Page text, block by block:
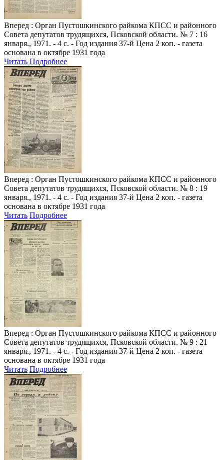
Вперед : Орган Пустошкинского райкома КПСС и районного
Совета депутатов трудящихся, Псковской области. № 7 : 16
января., 1971. - 4 с. - Год издания 37-й Цена 2 коп. - газета
основана в октябре 1931 года
Читать Подробнее
Вперед : Орган Пустошкинского райкома КПСС и районного
Совета депутатов трудящихся, Псковской области. № 8 : 19
января., 1971. - 4 с. - Год издания 37-й Цена 2 коп. - газета
основана в октябре 1931 года
Читать Подробнее
Вперед : Орган Пустошкинского райкома КПСС и районного
Совета депутатов трудящихся, Псковской области. № 9 : 21
января., 1971. - 4 с. - Год издания 37-й Цена 2 коп. - газета
основана в октябре 1931 года
Читать Подробнее